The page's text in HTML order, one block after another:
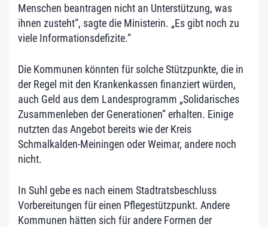
Menschen beantragen nicht an Unterstützung, was
ihnen zusteht“, sagte die Ministerin. „Es gibt noch zu
viele Informationsdefizite.“
Die Kommunen könnten für solche Stützpunkte, die in
der Regel mit den Krankenkassen finanziert würden,
auch Geld aus dem Landesprogramm „Solidarisches
Zusammenleben der Generationen“ erhalten. Einige
nutzten das Angebot bereits wie der Kreis
Schmalkalden-Meiningen oder Weimar, andere noch
nicht.
In Suhl gebe es nach einem Stadtratsbeschluss
Vorbereitungen für einen Pflegestützpunkt. Andere
Kommunen hätten sich für andere Formen der